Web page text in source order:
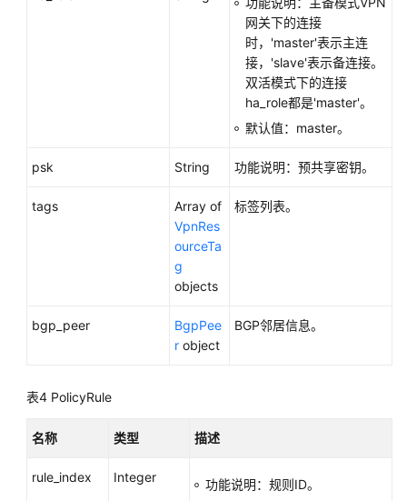
网关下的连接
时，'master'表示主连
接，'slave'表示备连接。
双活模式下的连接
ha_role都是'master'。
默认值：master。
psk String 功能说明：预共享密钥。
tags
Array of
VpnRes
ourceTa
g
objects
标签列表。
bgp_peer
BgpPee
r object
BGP邻居信息。
表4 PolicyRule
名称 类型 描述
rule_index Integer
功能说明：规则ID。